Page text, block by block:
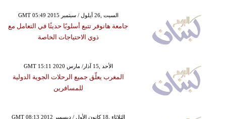
GMT 05:49 2015 السبت ,26 أيلول / سبتمبر
جامعة هانوفر تتبع أسلوبًا حديثًا في التعامل مع
ذوي الاحتياجات الخاصة
GMT 15:11 2020 الأحد ,15 آذار/ مارس
المغرب يعلّق جميع الرحلات الجوية الدولية
للمسافرين
GMT 08:13 2012 الثلاثاء ,18 كانون الأول / ديسمبر